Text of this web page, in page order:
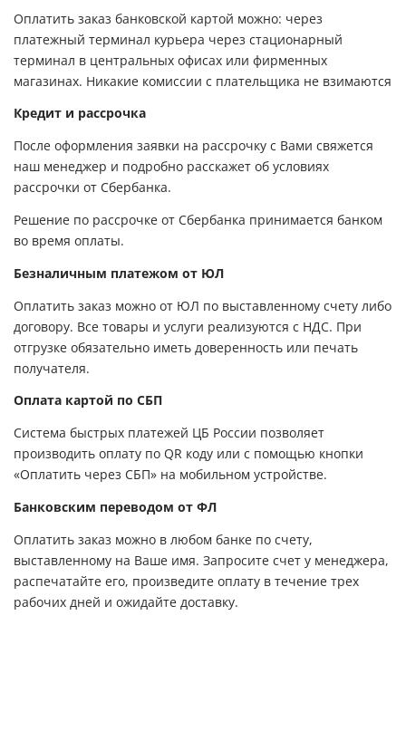
Оплатить заказ банковской картой можно: через
платежный терминал курьера через стационарный
терминал в центральных офисах или фирменных
магазинах. Никакие комиссии с плательщика не взимаются
Кредит и рассрочка
После оформления заявки на рассрочку с Вами свяжется
наш менеджер и подробно расскажет об условиях
рассрочки от Сбербанка.
Решение по рассрочке от Сбербанка принимается банком
во время оплаты.
Безналичным платежом от ЮЛ
Оплатить заказ можно от ЮЛ по выставленному счету либо
договору. Все товары и услуги реализуются с НДС. При
отгрузке обязательно иметь доверенность или печать
получателя.
Оплата картой по СБП
Система быстрых платежей ЦБ России позволяет
производить оплату по QR коду или с помощью кнопки
«Оплатить через СБП» на мобильном устройстве.
Банковским переводом от ФЛ
Оплатить заказ можно в любом банке по счету,
выставленному на Ваше имя. Запросите счет у менеджера,
распечатайте его, произведите оплату в течение трех
рабочих дней и ожидайте доставку.